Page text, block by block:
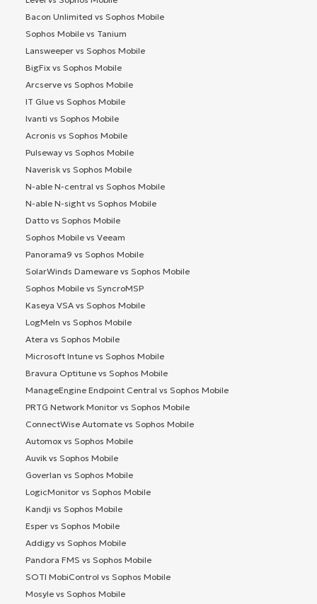
Bacon Unlimited vs Sophos Mobile
Sophos Mobile vs Tanium
Lansweeper vs Sophos Mobile
BigFix vs Sophos Mobile
Arcserve vs Sophos Mobile
IT Glue vs Sophos Mobile
Ivanti vs Sophos Mobile
Acronis vs Sophos Mobile
Pulseway vs Sophos Mobile
Naverisk vs Sophos Mobile
N-able N-central vs Sophos Mobile
N-able N-sight vs Sophos Mobile
Datto vs Sophos Mobile
Sophos Mobile vs Veeam
Panorama9 vs Sophos Mobile
SolarWinds Dameware vs Sophos Mobile
Sophos Mobile vs SyncroMSP
Kaseya VSA vs Sophos Mobile
LogMeIn vs Sophos Mobile
Atera vs Sophos Mobile
Microsoft Intune vs Sophos Mobile
Bravura Optitune vs Sophos Mobile
ManageEngine Endpoint Central vs Sophos Mobile
PRTG Network Monitor vs Sophos Mobile
ConnectWise Automate vs Sophos Mobile
Automox vs Sophos Mobile
Auvik vs Sophos Mobile
Goverlan vs Sophos Mobile
LogicMonitor vs Sophos Mobile
Kandji vs Sophos Mobile
Esper vs Sophos Mobile
Addigy vs Sophos Mobile
Pandora FMS vs Sophos Mobile
SOTI MobiControl vs Sophos Mobile
Mosyle vs Sophos Mobile